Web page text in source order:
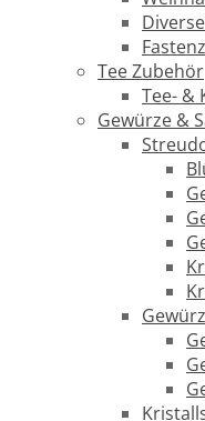
Tee Zubehör
Tee- &
Gewürze &